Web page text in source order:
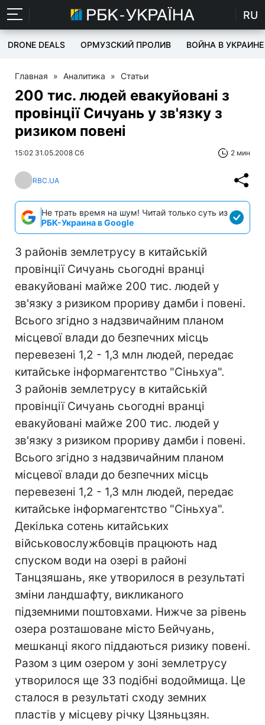
RU
DRONE DEALS ОРМУЗСКИЙ ПРОЛИВ ВОЙНА В УКРАИНЕ
Главная » Аналитика » Статьи
200 тис. людей евакуйовані з
провінції Сичуань у зв'язку з
ризиком повені
15:02 31.05.2008 Сб 2 мин
RBC.UA
Не трать время на шум! Читай только суть из
РБК-Украина в Google
З районів землетрусу в китайській
провінції Сичуань сьогодні вранці
евакуйовані майже 200 тис. людей у
зв'язку з ризиком прориву дамби і повені.
Всього згідно з надзвичайним планом
місцевої влади до безпечних місць
перевезені 1,2 - 1,3 млн людей, передає
китайське інформагентство "Сіньхуа".
З районів землетрусу в китайській
провінції Сичуань сьогодні вранці
евакуйовані майже 200 тис. людей у
зв'язку з ризиком прориву дамби і повені.
Всього згідно з надзвичайним планом
місцевої влади до безпечних місць
перевезені 1,2 - 1,3 млн людей, передає
китайське інформагентство "Сіньхуа".
Декілька сотень китайських
військовослужбовців працюють над
спуском води на озері в районі
Танцзяшань, яке утворилося в результаті
зміни ландшафту, викликаного
підземними поштовхами. Нижче за рівень
озера розташоване місто Бейчуань,
мешканці якого піддаються ризику повені.
Разом з цим озером у зоні землетрусу
утворилося ще 33 подібні водоймища. Це
сталося в результаті сходу земних
пластів у місцеву річку Цзяньцзян.